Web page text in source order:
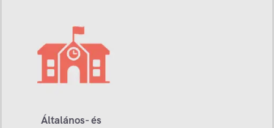
Általános- és